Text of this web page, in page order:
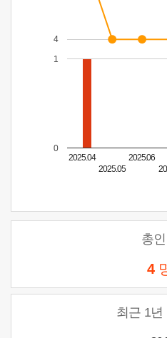
2025.04
2025.05
2025.06
0
1
4
총
4
최근 1년